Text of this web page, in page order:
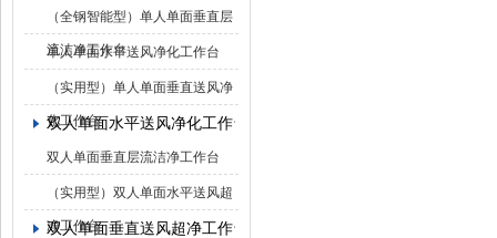
（全钢智能型）单人单面垂直层
流洁净工作台
单人单面水平送风净化工作台
（实用型）单人单面垂直送风净
化工作台
双人单面水平送风净化工作台
双人单面垂直层流洁净工作台
（实用型）双人单面水平送风超
净工作台
双人单面垂直送风超净工作台